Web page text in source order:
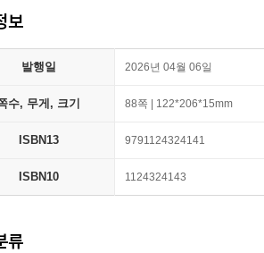
보
발행일 2026년 04월 06일
수, 무게, 크기 88쪽 | 122*206*15mm
ISBN13 9791124324141
ISBN10 1124324143
류